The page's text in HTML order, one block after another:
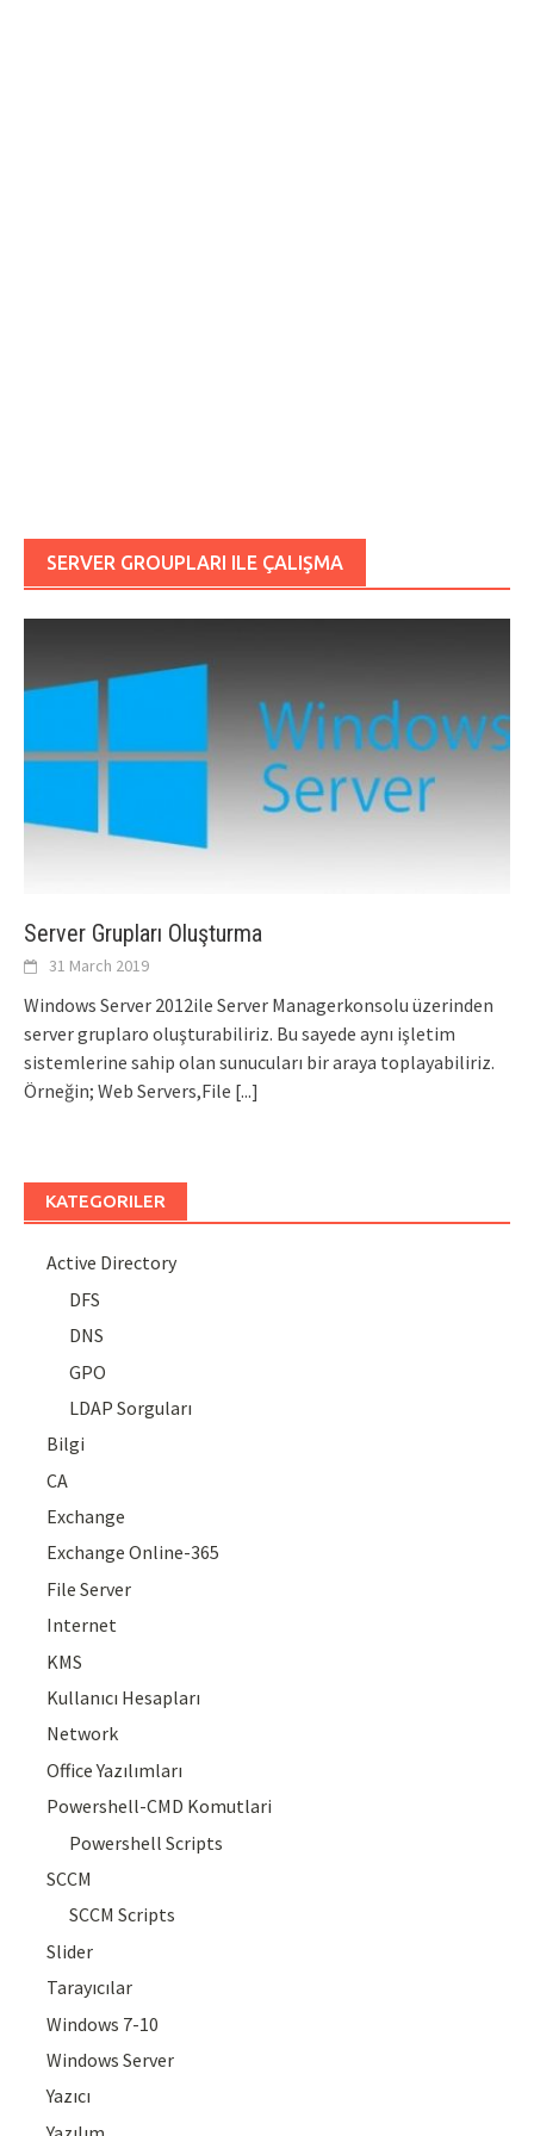
SERVER GROUPLARI ILE ÇALIŞMA
Server Grupları Oluşturma
31 March 2019
Windows Server 2012ile Server Managerkonsolu üzerinden
server gruplaro oluşturabiliriz. Bu sayede aynı işletim
sistemlerine sahip olan sunucuları bir araya toplayabiliriz.
Örneğin; Web Servers,File [...]
KATEGORILER
Active Directory
DFS
DNS
GPO
LDAP Sorguları
Bilgi
CA
Exchange
Exchange Online-365
File Server
Internet
KMS
Kullanıcı Hesapları
Network
Office Yazılımları
Powershell-CMD Komutlari
Powershell Scripts
SCCM
SCCM Scripts
Slider
Tarayıcılar
Windows 7-10
Windows Server
Yazıcı